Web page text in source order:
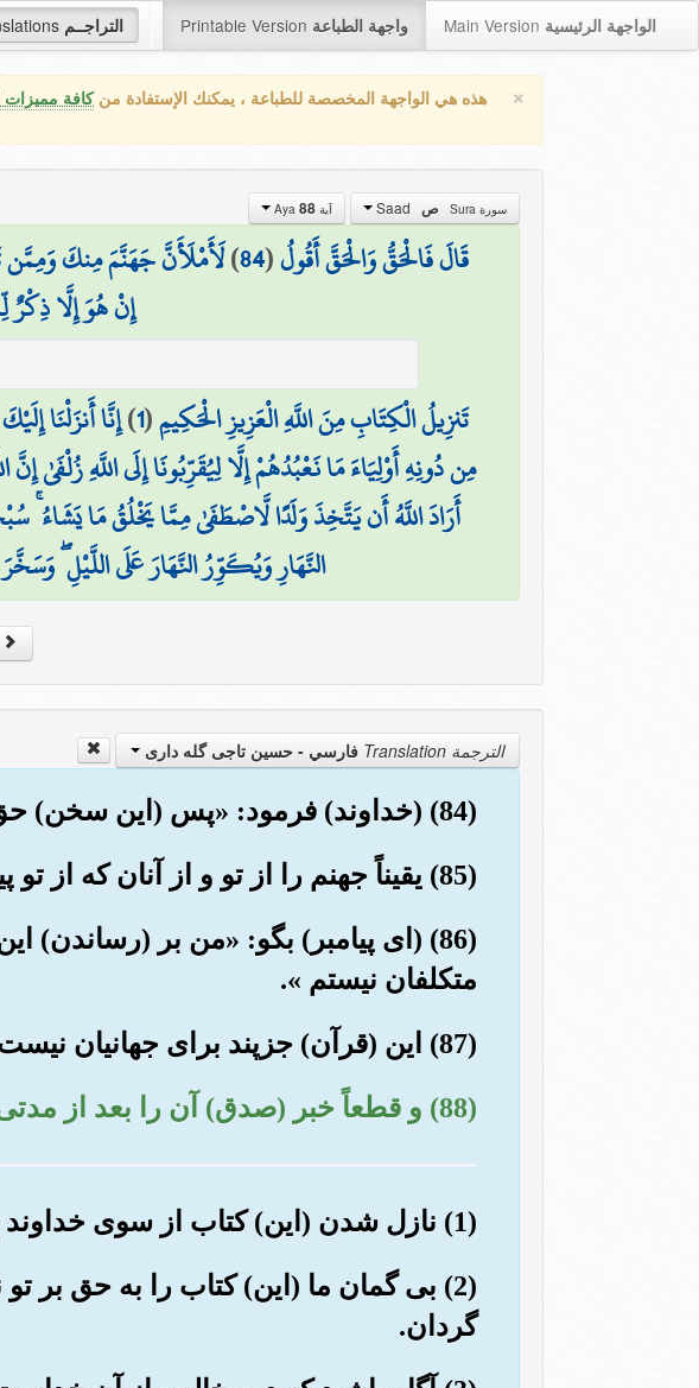
التراجــم Printable Version واجهة الطباعة Main Version الواجهة الرئيسية
× هذه هي الواجهة المخصصة للطباعة ، يمكنك الإستفادة منكافة
سورة Sura ص آية Aya 88
قَالَ فَالْحَقُّ وَالْحَقَّ أَقُولُ(
84
)لَأَمْلَأَنَّ جَهَنَّمَ مِنكَ وَمِمَّن
إِنْ هُوَ إِلَّا ذِكْرٌ
تَنزِيلُ الْكِتَابِ مِنَ اللَّهِ الْعَزِيزِ الْحَكِيمِ(
1
)إِنَّا أَنزَلْنَا
مِن دُونِهِ أَوْلِيَاءَ مَا نَعْبُدُهُمْ إِلَّا لِيُقَرِّبُونَا إِلَى اللَّهِ
أَرَادَ اللَّهُ أَن يَتَّخِذَ وَلَدًا لَّاصْطَفَىٰ مِمَّا يَخْلُقُ مَا يَشَاءُ
النَّهَارِ وَيُكَوِّرُ النَّهَارَ عَلَى اللَّيْلِ
الترجمة Translation فارسي - حسین تاجی گله داری
(84) (خداوند) فرمود: «پس (این سخن) حق است، و حق را می گویم،
(85) یقیناً جهنم را از تو و از آنان که از تو پیروی کنند، پر خواهم کرد».
(86) (ای پیامبر) بگو: «من بر
متکلفان نیستم ».
(87) این (قرآن) جزپند برای جهانیان نیست.
(88) و قطعاً خبر (صدق) آن را بعد از مدتی خواهید دانست.
(1) نازل شدن (این) کتاب از سوی خداوند پیروزمند حکیم است.
(2) بی گمان ما (این) کتاب را به حق بر
گردان.